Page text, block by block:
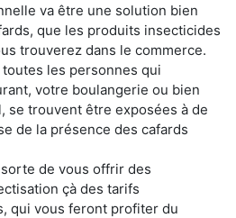
va être une solution bien
que les produits insecticides
trouverez dans le commerce.
les personnes qui
votre boulangerie ou bien
se trouvent être exposées à de
de la présence des cafards
de vous offrir des
çà des tarifs
qui vous feront profiter du